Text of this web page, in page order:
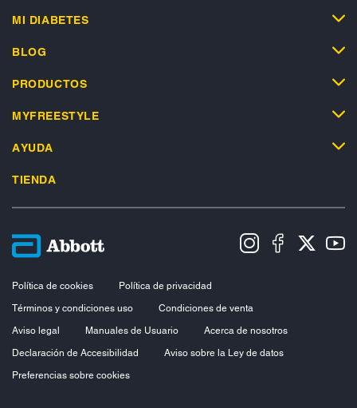
MI DIABETES
BLOG
PRODUCTOS
MYFREESTYLE
AYUDA
TIENDA
Política de cookies
Política de privacidad
Términos y condiciones uso
Condiciones de venta
Aviso legal
Manuales de Usuario
Acerca de nosotros
Declaración de Accesibilidad
Aviso sobre la Ley de datos
Preferencias sobre cookies